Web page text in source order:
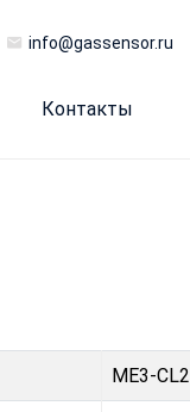
info@gassensor.ru
Контакты
ME3-CL2